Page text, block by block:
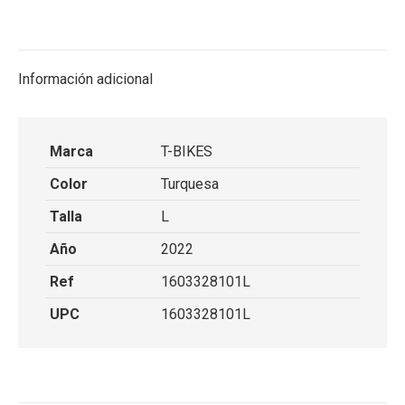
Información adicional
Marca
T-BIKES
Color
Turquesa
Talla
L
Año
2022
Ref
1603328101L
UPC
1603328101L